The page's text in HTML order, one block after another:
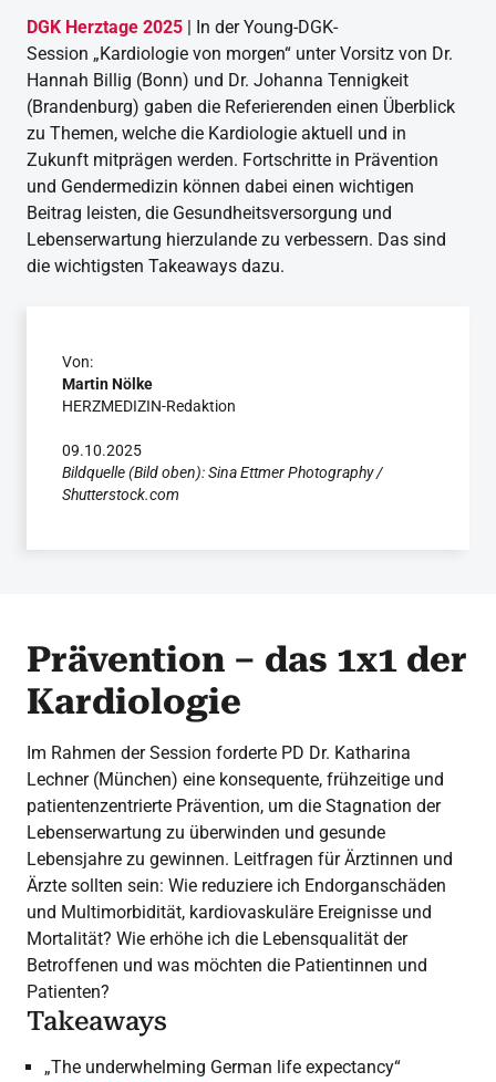
DGK Herztage 2025 | In der Young-DGK-
Session „Kardiologie von morgen“ unter Vorsitz von Dr.
Hannah Billig (Bonn) und Dr. Johanna Tennigkeit
(Brandenburg) gaben die Referierenden einen Überblick
zu Themen, welche die Kardiologie aktuell und in
Zukunft mitprägen werden. Fortschritte in Prävention
und Gendermedizin können dabei einen wichtigen
Beitrag leisten, die Gesundheitsversorgung und
Lebenserwartung hierzulande zu verbessern. Das sind
die wichtigsten Takeaways dazu.
Von:
Martin Nölke
HERZMEDIZIN-Redaktion
09.10.2025
Bildquelle (Bild oben): Sina Ettmer Photography /
Shutterstock.com
Prävention – das 1x1 der
Kardiologie
Im Rahmen der Session forderte PD Dr. Katharina
Lechner (München) eine konsequente, frühzeitige und
patientenzentrierte Prävention, um die Stagnation der
Lebenserwartung zu überwinden und gesunde
Lebensjahre zu gewinnen. Leitfragen für Ärztinnen und
Ärzte sollten sein: Wie reduziere ich Endorganschäden
und Multimorbidität, kardiovaskuläre Ereignisse und
Mortalität? Wie erhöhe ich die Lebensqualität der
Betroffenen und was möchten die Patientinnen und
Patienten?
Takeaways
„The underwhelming German life expectancy“